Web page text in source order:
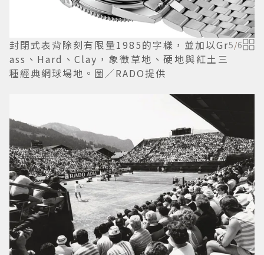
封閉式表背除刻有限量1985的字樣，並加以Gr
ass、Hard、Clay，象徵草地、硬地與紅土三
種經典網球場地。圖／RADO提供
5/6